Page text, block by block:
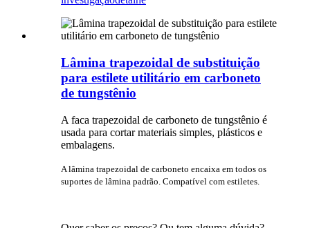
Lâmina trapezoidal de substituição
para estilete utilitário em carboneto
de tungstênio
A faca trapezoidal de carboneto de tungstênio é
usada para cortar materiais simples, plásticos e
embalagens.
A lâmina trapezoidal de carboneto encaixa em todos os
suportes de lâmina padrão. Compatível com estiletes.